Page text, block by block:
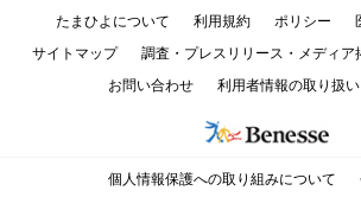
たまひよについて 利用規約 ポリシー
サイトマップ
調査・プレスリリース・メディア
お問い合わせ
利用者情報の取り扱
個人情報保護への取り組みについて